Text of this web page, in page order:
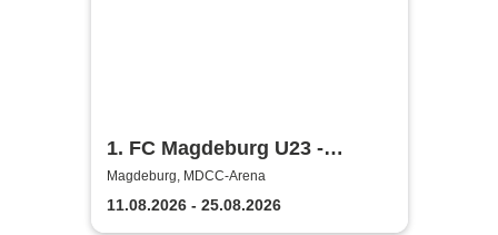
1. FC Magdeburg U23 -
Regionalliga Nordost Saison
2026/2027
Magdeburg, MDCC-Arena
11.08.2026 - 25.08.2026